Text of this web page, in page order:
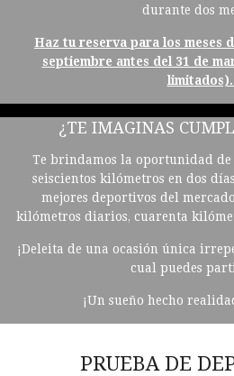
durante dos
Haz tu reserva para los meses
septiembre antes del 31 de
limitados).
¿TE IMAGINAS
Te brindamos la oportunidad
seiscientos kilómetros en dos
mejores deportivos del
kilómetros diarios, cuarenta
¡Deleita de una ocasión única
cual puedes
¡Un sueño hecho
PRUEBA DE